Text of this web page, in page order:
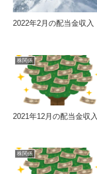
2022年2月の配当金収入
株関係
2021年12月の配当金収入
株関係